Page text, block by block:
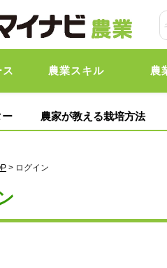
農業スキル 農
ー 農家が教える栽培方法
> ログイン